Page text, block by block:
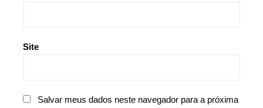
Site
Salvar meus dados neste navegador para a próxima